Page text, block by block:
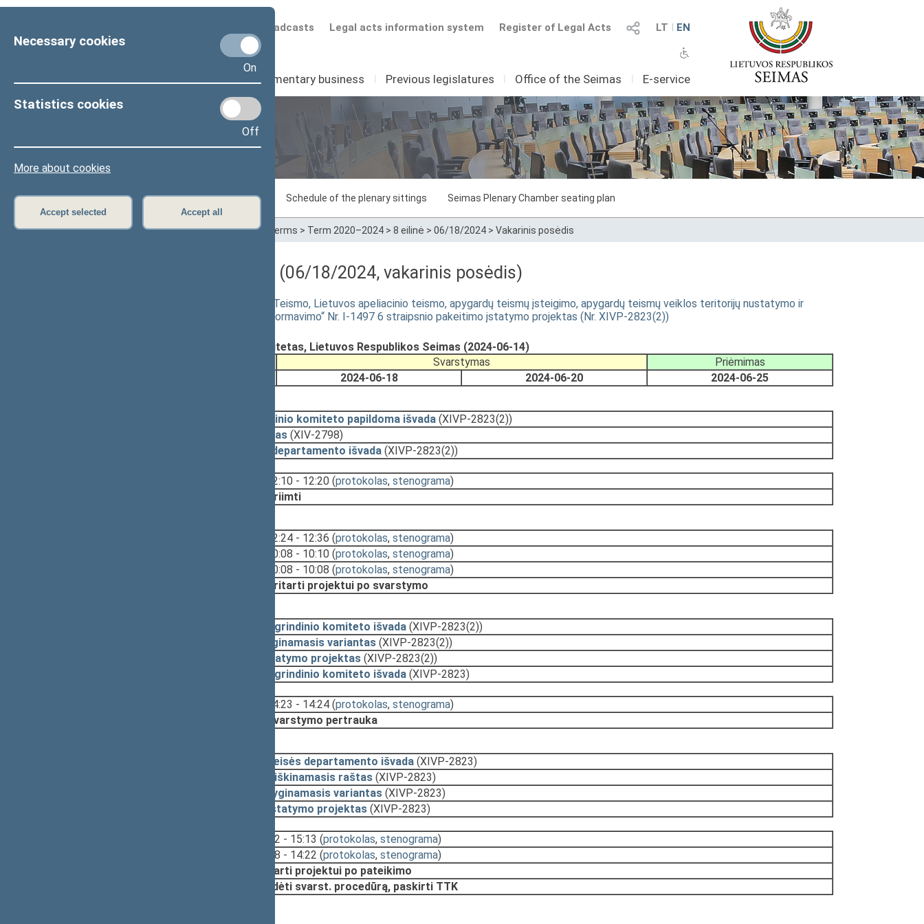
Necessary cookies
On
Statistics cookies
Off
More about cookies
Accept selected Accept all
LT I EN
Register of Legal Acts
Legal acts information system
Scheduled broadcasts
Seimas I Parliamentary business I Previous legislatures I Office of the Seimas I E-service
Sitting in progress Plenary sittings Schedule of the plenary sittings Seimas Plenary Chamber seating plan
Home>Plenary sittings>Parliamentary terms > Term 2020–2024 > 8 eilinė > 06/18/2024 > Vakarinis posėdis
Darbotvarkės klausimas (06/18/2024, vakarinis posėdis)
Įstatymo „Dėl Lietuvos Aukščiausiojo Teismo, Lietuvos apeliacinio teismo, apygardų teismų įsteigimo, apygardų teismų veiklos teritorijų nustatymo ir
Lietuvos Respublikos prokuratūros reformavimo“ Nr. I-1497 6 straipsnio pakeitimo įstatymo projektas (Nr. XIVP-2823(2))
Teisės ir teisėtvarkos komitetas, Lietuvos Respublikos Seimas (2024-06-14)
Svarstymas
Priėmimas
2024-06-18 2024-06-20 2024-06-25
Pagrindinio komiteto papildoma išvada (XIVP-2823(2))
Įstatymas (XIV-2798)
Teisės departamento išvada (XIVP-2823(2))
12:10 - 12:20 (protokolas, stenograma)
Priimti
12:24 - 12:36 (protokolas, stenograma)
10:08 - 10:10 (protokolas, stenograma)
10:08 - 10:08 (protokolas, stenograma)
Pritarti projektui po svarstymo
Pagrindinio komiteto išvada (XIVP-2823(2))
Lyginamasis variantas (XIVP-2823(2))
Įstatymo projektas (XIVP-2823(2))
Pagrindinio komiteto išvada (XIVP-2823)
14:23 - 14:24 (protokolas, stenograma)
Svarstymo pertrauka
Teisės departamento išvada (XIVP-2823)
Aiškinamasis raštas (XIVP-2823)
Lyginamasis variantas (XIVP-2823)
Įstatymo projektas (XIVP-2823)
15:12 - 15:13 (protokolas, stenograma)
14:08 - 14:22 (protokolas, stenograma)
Pritarti projektui po pateikimo
Pradėti svarst. procedūrą, paskirti TTK